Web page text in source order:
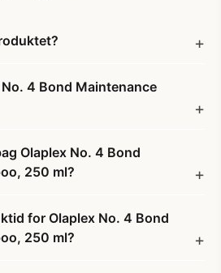
4 Bond Maintenance
Olaplex No. 4 Bond
250 ml?
for Olaplex No. 4 Bond
250 ml?